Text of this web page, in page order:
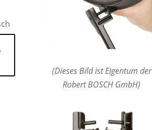
(Dieses Bild ist Eigentum der
Robert BOSCH GmbH)